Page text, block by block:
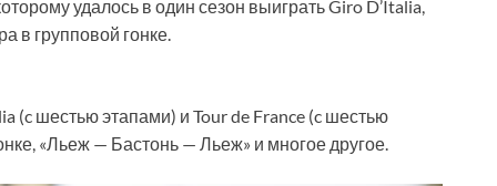
удалось в один сезон выиграть Giro D’Italia,
в групповой гонке.
(c шестью этапами) и Tour de France (c шестью
«Льеж — Бастонь — Льеж» и многое другое.